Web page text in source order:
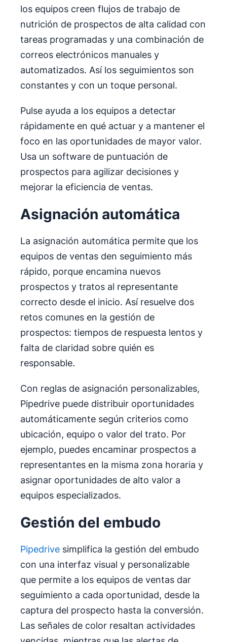
los equipos creen flujos de trabajo de
nutrición de prospectos de alta calidad con
tareas programadas y una combinación de
correos electrónicos manuales y
automatizados. Así los seguimientos son
constantes y con un toque personal.
Pulse ayuda a los equipos a detectar
rápidamente en qué actuar y a mantener el
foco en las oportunidades de mayor valor.
Usa un software de puntuación de
prospectos para agilizar decisiones y
mejorar la eficiencia de ventas.
Asignación automática
La asignación automática permite que los
equipos de ventas den seguimiento más
rápido, porque encamina nuevos
prospectos y tratos al representante
correcto desde el inicio. Así resuelve dos
retos comunes en la gestión de
prospectos: tiempos de respuesta lentos y
falta de claridad sobre quién es
responsable.
Con reglas de asignación personalizables,
Pipedrive puede distribuir oportunidades
automáticamente según criterios como
ubicación, equipo o valor del trato. Por
ejemplo, puedes encaminar prospectos a
representantes en la misma zona horaria y
asignar oportunidades de alto valor a
equipos especializados.
Gestión del embudo
Pipedrive simplifica la gestión del embudo
con una interfaz visual y personalizable
que permite a los equipos de ventas dar
seguimiento a cada oportunidad, desde la
captura del prospecto hasta la conversión.
Las señales de color resaltan actividades